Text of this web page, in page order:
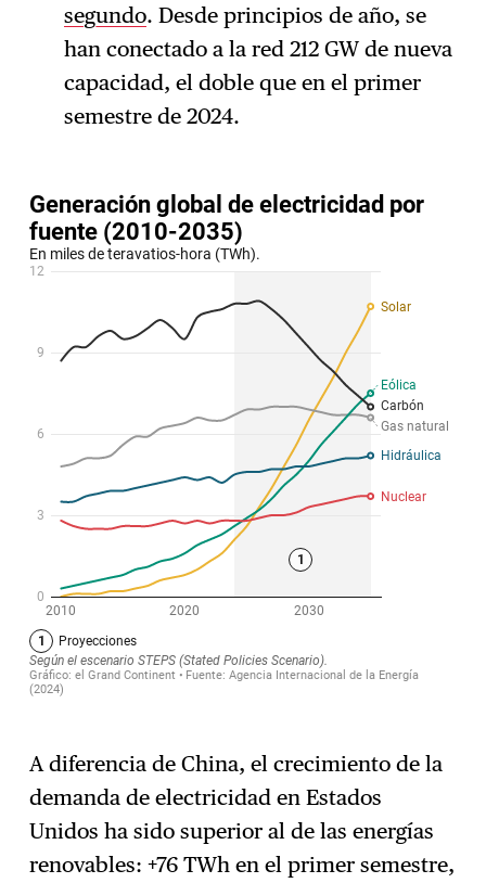
segundo. Desde principios de año, se
han conectado a la red 212 GW de nueva
capacidad, el doble que en el primer
semestre de 2024.
A diferencia de China, el crecimiento de la
demanda de electricidad en Estados
Unidos ha sido superior al de las energías
renovables: +76 TWh en el primer semestre,